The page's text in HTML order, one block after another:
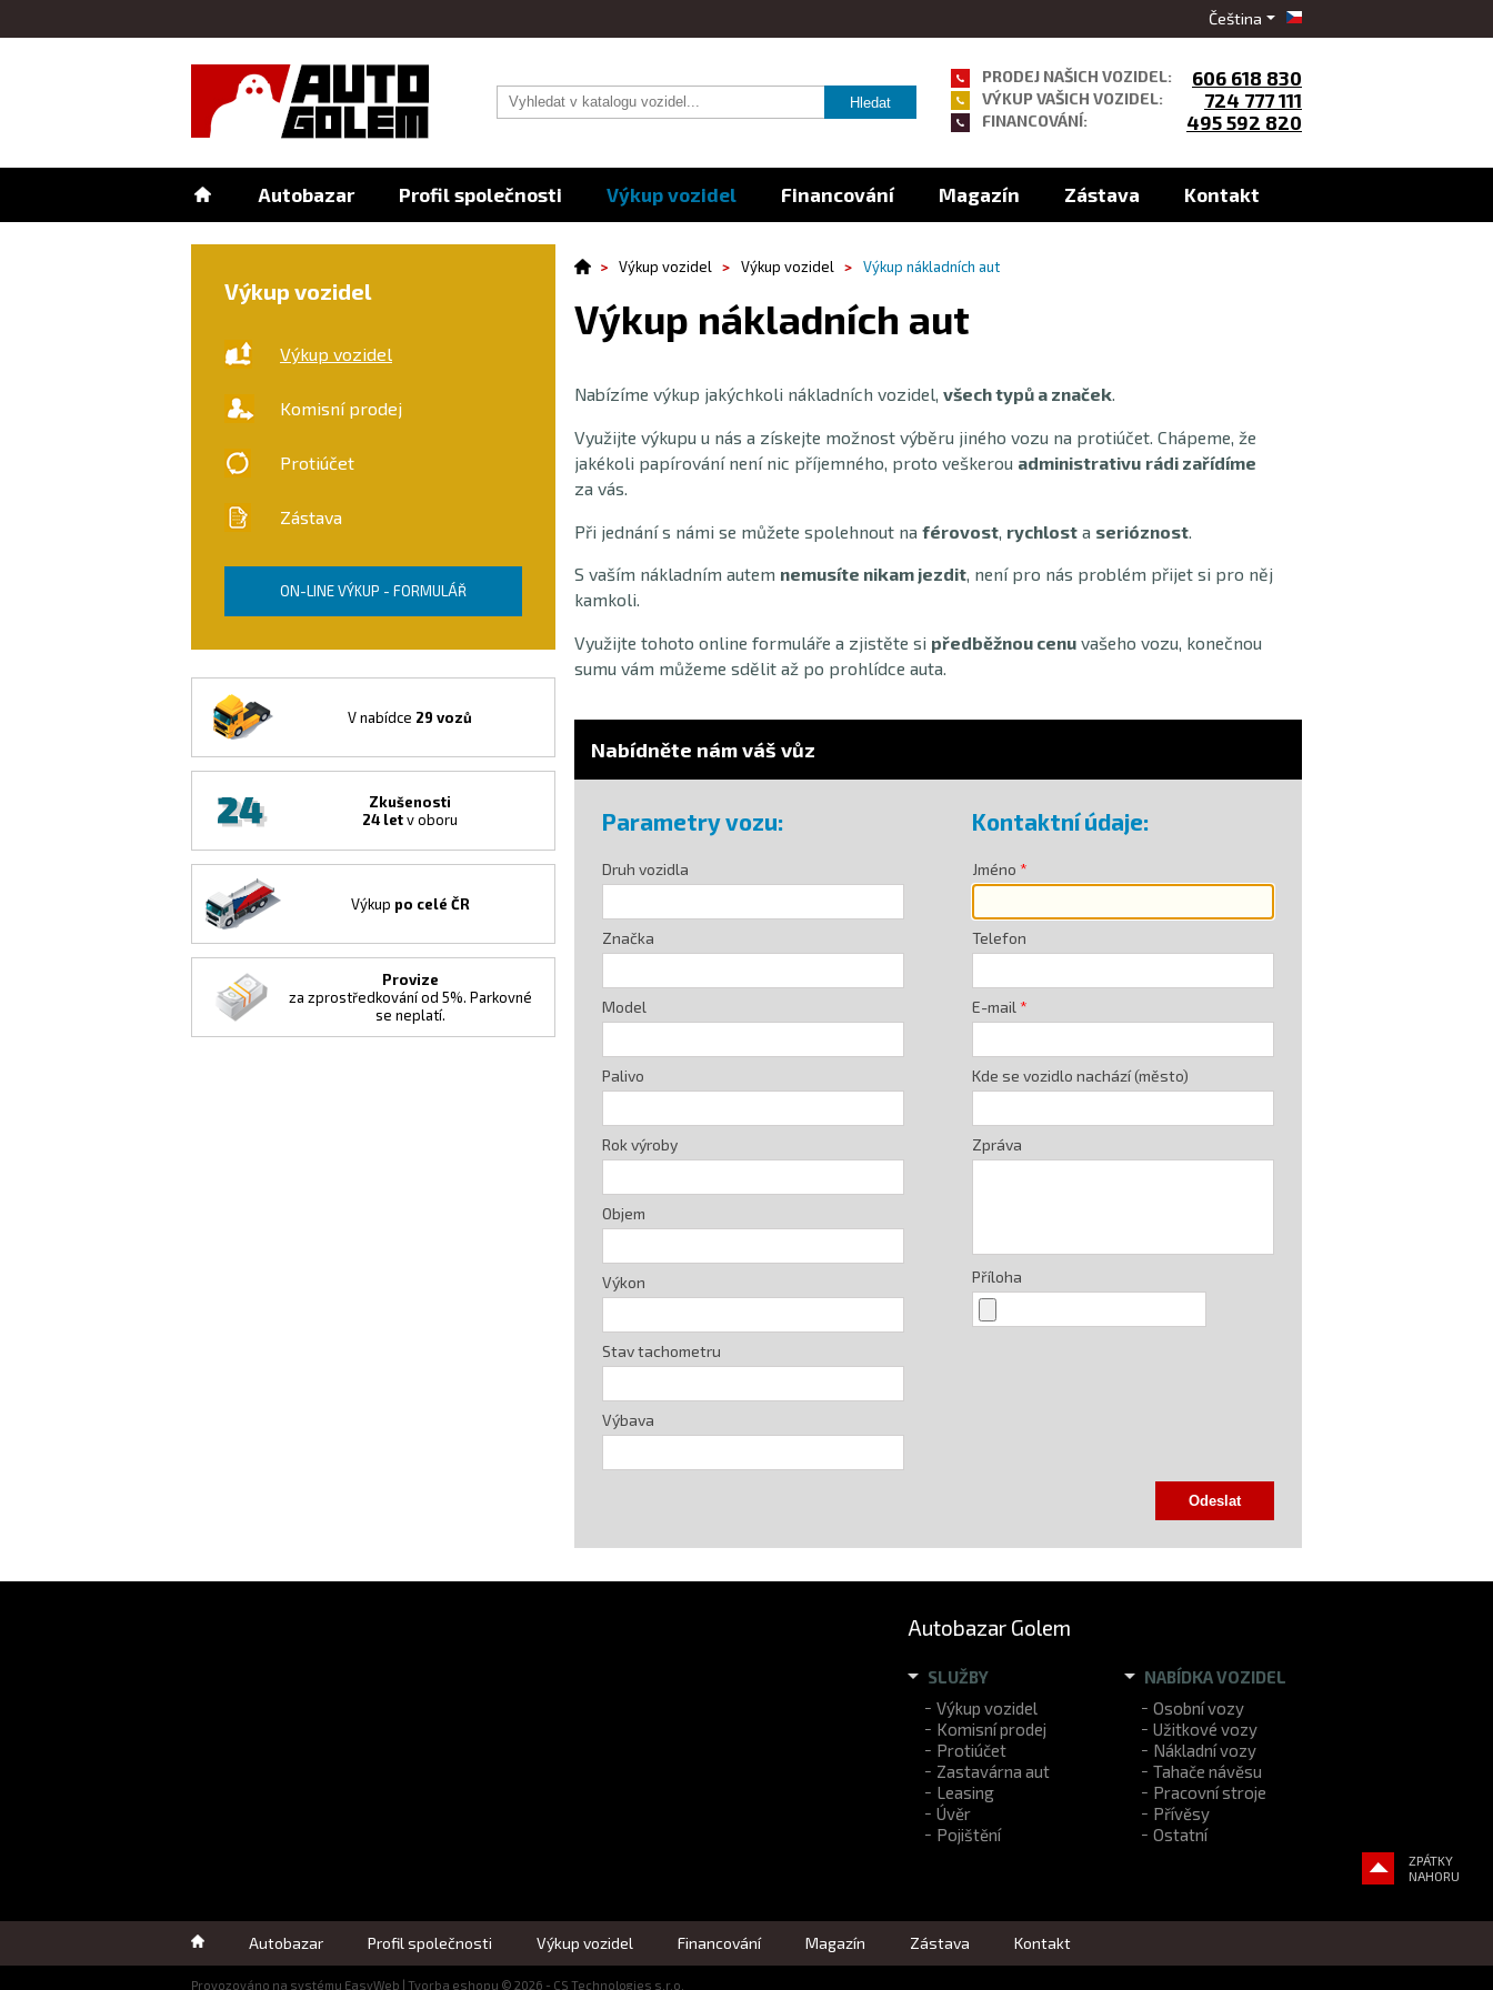
Čeština
Autobazar Profil společnosti Výkup vozidel Financování Magazín Zástava Kontakt
PRODEJ NAŠICH VOZIDEL: 606 618 830
VÝKUP VAŠICH VOZIDEL: 724 777 111
FINANCOVÁNÍ: 495 592 820
Výkup vozidel
Výkup vozidel
Komisní prodej
Protiúčet
Zástava
ON-LINE VÝKUP - FORMULÁŘ
V nabídce 29 vozů
Zkušenosti
24 letv oboru
Výkup po celé ČR
Provize
za zprostředkování od 5%. Parkovné
se neplatí.
Výkup vozidel Výkup vozidel Výkup nákladních aut
Výkup nákladních aut
Nabízíme výkup jakýchkoli nákladních vozidel, všech typů a značek.
Využijte výkupu u nás a získejte možnost výběru jiného vozu na protiúčet. Chápeme, že
jakékoli papírování není nic příjemného, proto veškerou administrativu rádi zařídíme
za vás.
Při jednání s námi se můžete spolehnout na férovost rychlost a serióznost
S vaším nákladním autem nemusíte nikam jezdit, není pro nás problém přijet si pro něj
kamkoli.
Využijte tohoto online formuláře a zjistěte si předběžnou cenu vašeho vozu, konečnou
sumu vám můžeme sdělit až po prohlídce auta.
Nabídněte nám váš vůz
Parametry vozu:
Druh vozidla
Značka
Model
Palivo
Rok výroby
Objem
Výkon
Stav tachometru
Výbava
Kontaktní údaje:
Jméno
Telefon
E-mail
Kde se vozidlo nachází (město)
Zpráva
Příloha
Autobazar Golem
SLUŽBY
Výkup vozidel
Komisní prodej
Protiúčet
Zastavárna aut
Leasing
Úvěr
Pojištění
NABÍDKA VOZIDEL
Osobní vozy
Užitkové vozy
Nákladní vozy
Tahače návěsu
Pracovní stroje
Přívěsy
Ostatní
Autobazar Profil společnosti Výkup vozidel Financování Magazín Zástava Kontakt
Provozováno na systému EasyWeb Tvorba eshopu © 2026 - CS Technologies s.r.o.
ZPÁTKY
NAHORU